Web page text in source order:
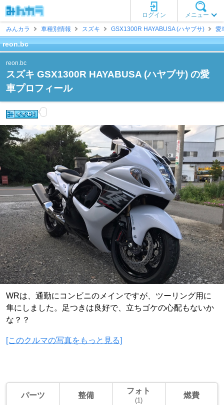
メニュー
ログイン
みんカラ
車種別情報 スズキ GSX1300R HAYABUSA (ハヤブサ) 愛
reon.bc
reon.bc
スズキ GSX1300R HAYABUSA (ハヤブサ) の愛
車プロフィール
WRは、通勤にコンビニのメインですが、ツーリング用に
隼にしました。足つきは良好で、立ちゴケの心配もないか
な？？
[このクルマの写真をもっと見る]
パーツ 整備 フォト
(1)
燃費